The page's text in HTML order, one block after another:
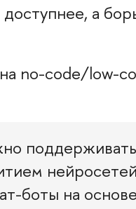
а
no-code/low-
поддерживать
боты на